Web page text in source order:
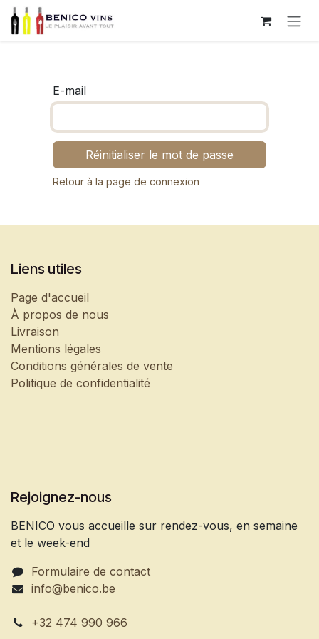
Se rendre au contenu
E-mail
Réinitialiser le mot de passe
Retour à la page de connexion
Liens utiles
Page d'accueil
À propos de nous
Livraison
Mentions légales
Conditions générales de vente
Politique de confidentialité
Rejoignez-nous
BENICO vous accueille sur rendez-vous, en semaine
et le week-end
Formulaire de contact
info@benico.be
+32 474 990 966